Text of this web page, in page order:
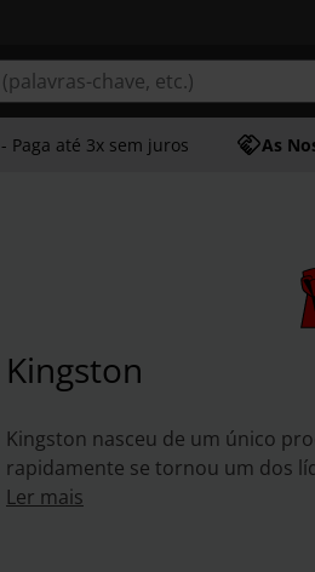
- Paga até 3x sem juros As
Kingston
Kingston nasceu de um único
rapidamente se tornou um dos
agora tem um dos mais
mercado de SSD (solid state
Ler mais